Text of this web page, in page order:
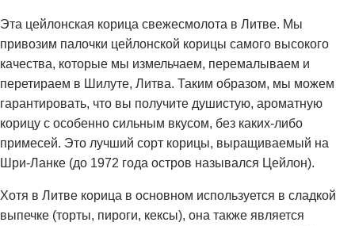
Эта цейлонская корица свежесмолота в Литве. Мы
привозим палочки цейлонской корицы самого высокого
качества, которые мы измельчаем, перемалываем и
перетираем в Шилуте, Литва. Таким образом, мы можем
гарантировать, что вы получите душистую, ароматную
корицу с особенно сильным вкусом, без каких-либо
примесей. Это лучший сорт корицы, выращиваемый на
Шри-Ланке (до 1972 года остров назывался Цейлон).
Хотя в Литве корица в основном используется в сладкой
выпечке (торты, пироги, кексы), она также является